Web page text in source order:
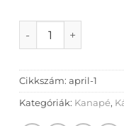
April kanapé
Cikkszám: april-1
Kategóriák: Kanapé,